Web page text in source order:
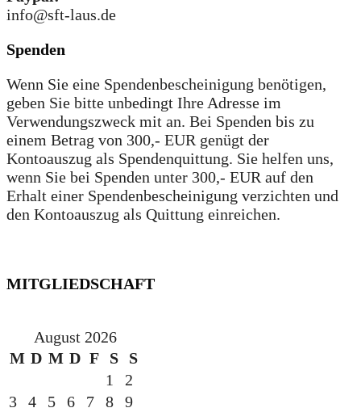
info@sft-laus.de
Spenden
Wenn Sie eine Spendenbescheinigung benötigen,
geben Sie bitte unbedingt Ihre Adresse im
Verwendungszweck mit an. Bei Spenden bis zu
einem Betrag von 300,- EUR genügt der
Kontoauszug als Spendenquittung. Sie helfen uns,
wenn Sie bei Spenden unter 300,- EUR auf den
Erhalt einer Spendenbescheinigung verzichten und
den Kontoauszug als Quittung einreichen.
MITGLIEDSCHAFT
August 2026
M D M D F S
S
1
2
3
4 5 6 7 8 9